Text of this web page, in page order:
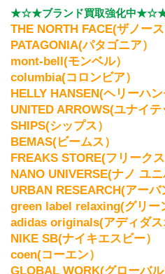
★☆★ブランド買取強化中
THE NORTH FACE(ザノー
PATAGONIA(パタゴニア）
mont-bell(モンベル）
columbia(コロンビア）
HELLY HANSEN(ヘリーハ
UNITED ARROWS(ユナイテ
SHIPS(シップス）
BEMAS(ビームス）
FREAKS STORE(フリーク
NANO UNIVERSE(ナノ ユニ
URBAN RESEARCH(アーバ
green label relaxing(グリー
adidas originals(アディダス
NIKE SB(ナイキエスビー）
coen(コーエン）
GLOBAL WORK(グローバル